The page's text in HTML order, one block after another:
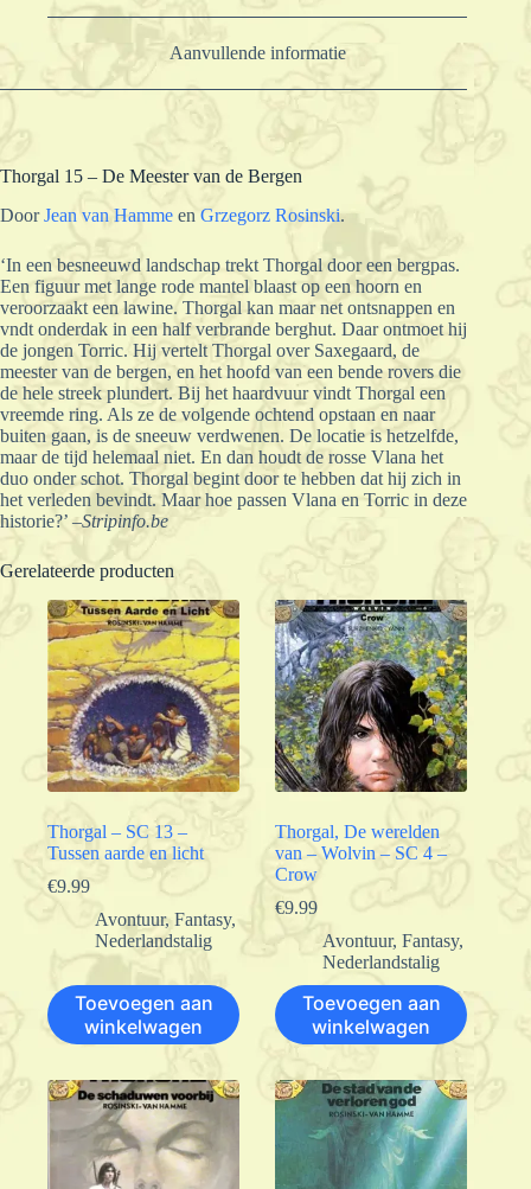
Aanvullende informatie
Thorgal 15 – De Meester van de Bergen
DoorJean van Hamme en Grzegorz Rosinski.
‘In een besneeuwd landschap trekt Thorgal door een bergpas.
Een figuur met lange rode mantel blaast op een hoorn en
veroorzaakt een lawine. Thorgal kan maar net ontsnappen en
vndt onderdak in een half verbrande berghut. Daar ontmoet hij
de jongen Torric. Hij vertelt Thorgal over Saxegaard, de
meester van de bergen, en het hoofd van een bende rovers die
de hele streek plundert. Bij het haardvuur vindt Thorgal een
vreemde ring. Als ze de volgende ochtend opstaan en naar
buiten gaan, is de sneeuw verdwenen. De locatie is hetzelfde,
maar de tijd helemaal niet. En dan houdt de rosse Vlana het
duo onder schot. Thorgal begint door te hebben dat hij zich in
het verleden bevindt. Maar hoe passen Vlana en Torric in deze
historie?’ –Stripinfo.be
Gerelateerde producten
Thorgal – SC 13 –
Tussen aarde en licht
€9.99
Avontuur, Fantasy,
Nederlandstalig
Toevoegen aan
winkelwagen
Thorgal, De werelden
van – Wolvin – SC 4 –
Crow
€9.99
Avontuur,Fantasy,
Nederlandstalig
Toevoegen aan
winkelwagen